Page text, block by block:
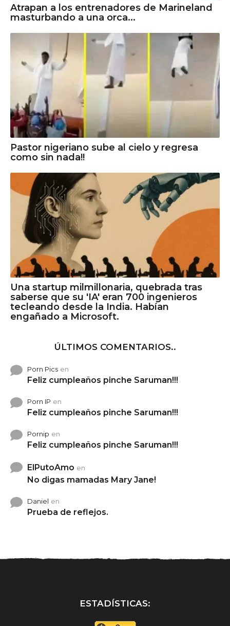
Atrapan a los entrenadores de Marineland
masturbando a una orca...
Pastor nigeriano sube al cielo y regresa
como sin nada!!
Una startup milmillonaria, quebrada tras
saberse que su 'IA' eran 700 ingenieros
tecleando desde la India. Habían
engañado a Microsoft.
ÚLTIMOS COMENTARIOS..
Porn Pics en
Feliz cumpleaños pinche Saruman!!!
Porn IP en
Feliz cumpleaños pinche Saruman!!!
Pornip en
Feliz cumpleaños pinche Saruman!!!
ElPutoAmo en
No digas mamadas Mary Jane!
Daniel en
Prueba de reflejos.
ESTADÍSTICAS: